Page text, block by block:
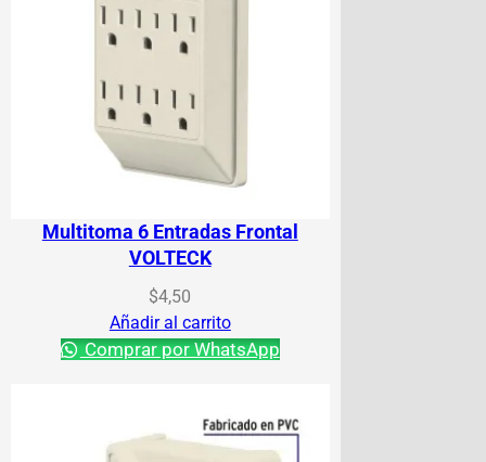
Multitoma 6 Entradas Frontal
VOLTECK
$4,50
Añadir al carrito
Comprar por WhatsApp